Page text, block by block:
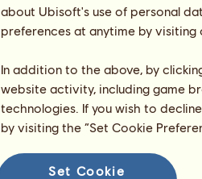
about Ubisoft's use of personal
preferences at anytime by
In addition to the above, by
website activity, including game
technologies. If you wish to
by visiting the “Set Cookie
Set Cookie